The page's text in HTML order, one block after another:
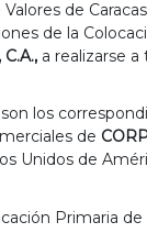
de
de la
a realizarse a
los
de
Unidos de
Primaria de